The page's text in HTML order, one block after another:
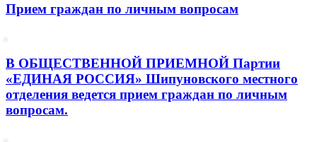
Прием граждан по личным вопросам
В ОБЩЕСТВЕННОЙ ПРИЕМНОЙ Партии
«ЕДИНАЯ РОССИЯ» Шипуновского местного
отделения ведется прием граждан по личным
вопросам.